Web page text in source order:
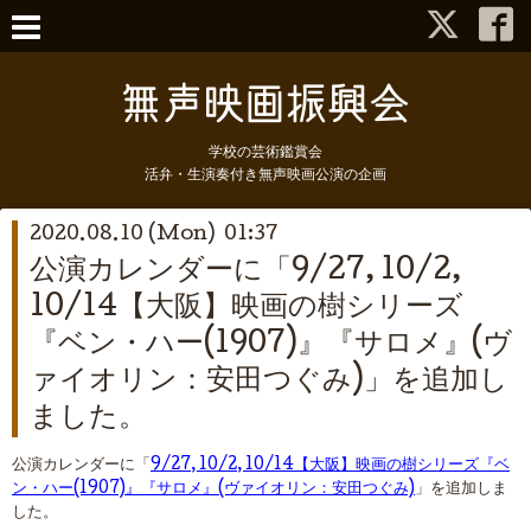
学校の芸術鑑賞会
活弁・生演奏付き無声映画公演の企画
2020.08.10 (Mon) 01:37
公演カレンダーに「9/27, 10/2,
10/14【大阪】映画の樹シリーズ
『ベン・ハー(1907)』『サロメ』(ヴ
ァイオリン：安田つぐみ)」を追加し
ました。
公演カレンダーに「 9/27, 10/2, 10/14【大阪】映画の樹シリーズ『ベ
ン・ハー(1907)』『サロメ』(ヴァイオリン：安田つぐみ)」を追加しま
した。